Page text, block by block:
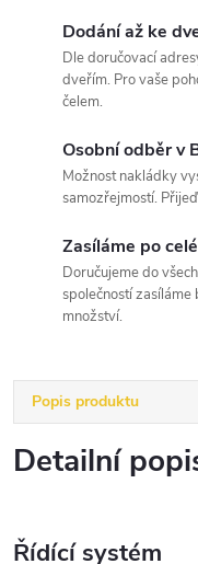
Dodání až ke
Dle doručovací
dveřím. Pro vaše
čelem.
Osobní odběr v
Možnost nakládky
samozřejmostí.
Zasíláme po
Doručujeme do
společností
množství.
Popis produktu
Detailní
Řídící systém